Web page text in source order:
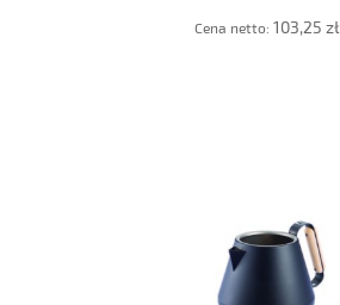
Cena netto: 103,25 zł